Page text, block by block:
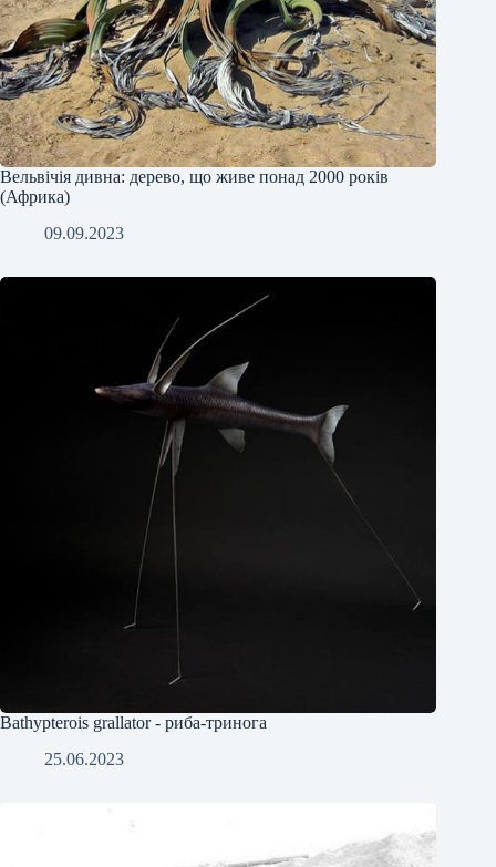
Вельвічія дивна: дерево, що живе понад 2000 років
(Африка)
09.09.2023
Bathypterois grallator - риба-тринога
25.06.2023